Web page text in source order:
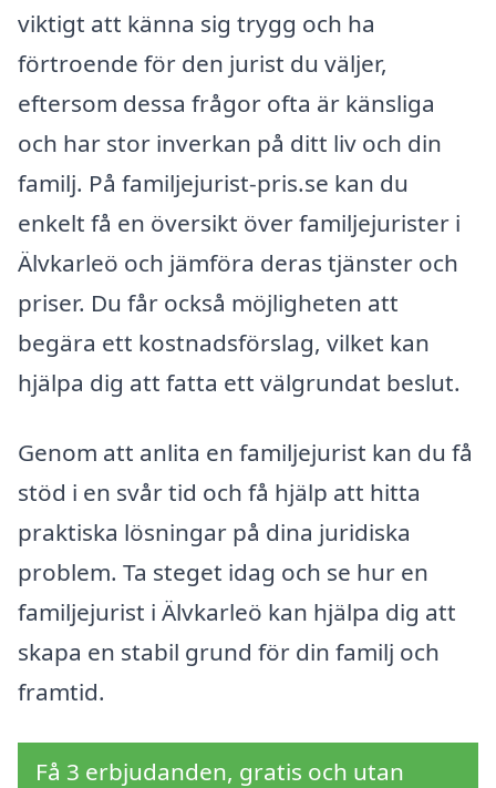
viktigt att känna sig trygg och ha
förtroende för den jurist du väljer,
eftersom dessa frågor ofta är känsliga
och har stor inverkan på ditt liv och din
familj. På familjejurist-pris.se kan du
enkelt få en översikt över familjejurister i
Älvkarleö och jämföra deras tjänster och
priser. Du får också möjligheten att
begära ett kostnadsförslag, vilket kan
hjälpa dig att fatta ett välgrundat beslut.
Genom att anlita en familjejurist kan du få
stöd i en svår tid och få hjälp att hitta
praktiska lösningar på dina juridiska
problem. Ta steget idag och se hur en
familjejurist i Älvkarleö kan hjälpa dig att
skapa en stabil grund för din familj och
framtid.
Få 3 erbjudanden, gratis och utan